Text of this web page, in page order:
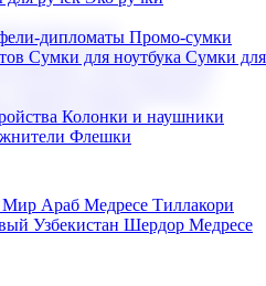
дипломаты Промо-сумки
Сумки для ноутбука Сумки для
Колонки и наушники
Флешки
Кошельки
Наборы с аккумуляторами
Наборы с ежедневниками
Чайные наборы
Мир Араб Медресе Тиллакори
Узбекистан Шердор Медресе